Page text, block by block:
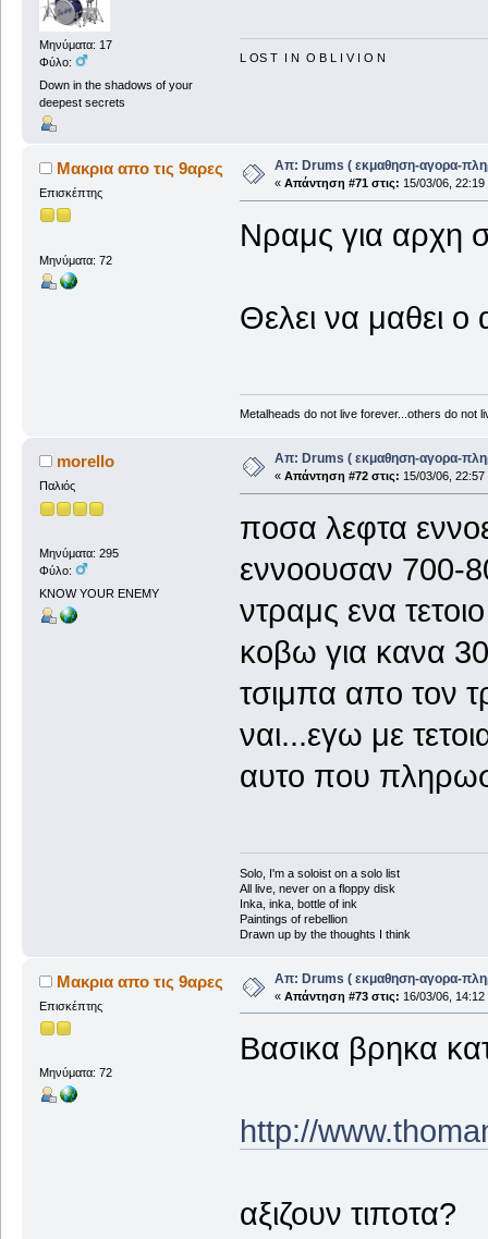
Μηνύματα: 17
Φύλο:
Down in the shadows of your
deepest secrets
L OS T I N O B L I V I O N
Μακρια απο τις 9αρες
Επισκέπτης
Μηνύματα: 72
Απ: Drums ( εκμαθηση-αγορα-
« Απάντηση #71 στις: 15/03/06, 22:19
Νραμς για αρχη
Θελει να μαθει ο
Metalheads do not live forever...others do not
morello
Παλιός
Μηνύματα: 295
Φύλο:
KNOW YOUR ENEMY
Απ: Drums ( εκμαθηση-αγορα-
« Απάντηση #72 στις: 15/03/06, 22:57
ποσα λεφτα
εννοουσαν 700-
ντραμς ενα
κοβω για κανα
τσιμπα απο τον
ναι...εγω με
αυτο που
Solo, I'm a soloist on a solo list
All live, never on a floppy disk
Inka, inka, bottle of ink
Paintings of rebellion
Drawn up by the thoughts I think
Μακρια απο τις 9αρες
Επισκέπτης
Μηνύματα: 72
Απ: Drums ( εκμαθηση-αγορα-
« Απάντηση #73 στις: 16/03/06, 14:12
Βασικα βρηκα
http://
αξιζουν τιποτα?